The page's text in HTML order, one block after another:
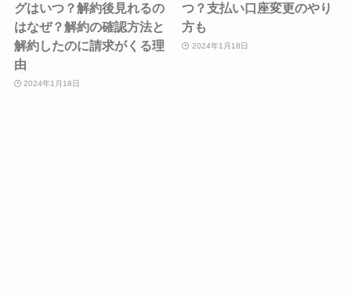
グはいつ？解約後見れるの
はなぜ？解約の確認方法と
解約したのに請求がくる理
由
2024年1月18日
つ？支払い口座変更のやり
方も
2024年1月18日